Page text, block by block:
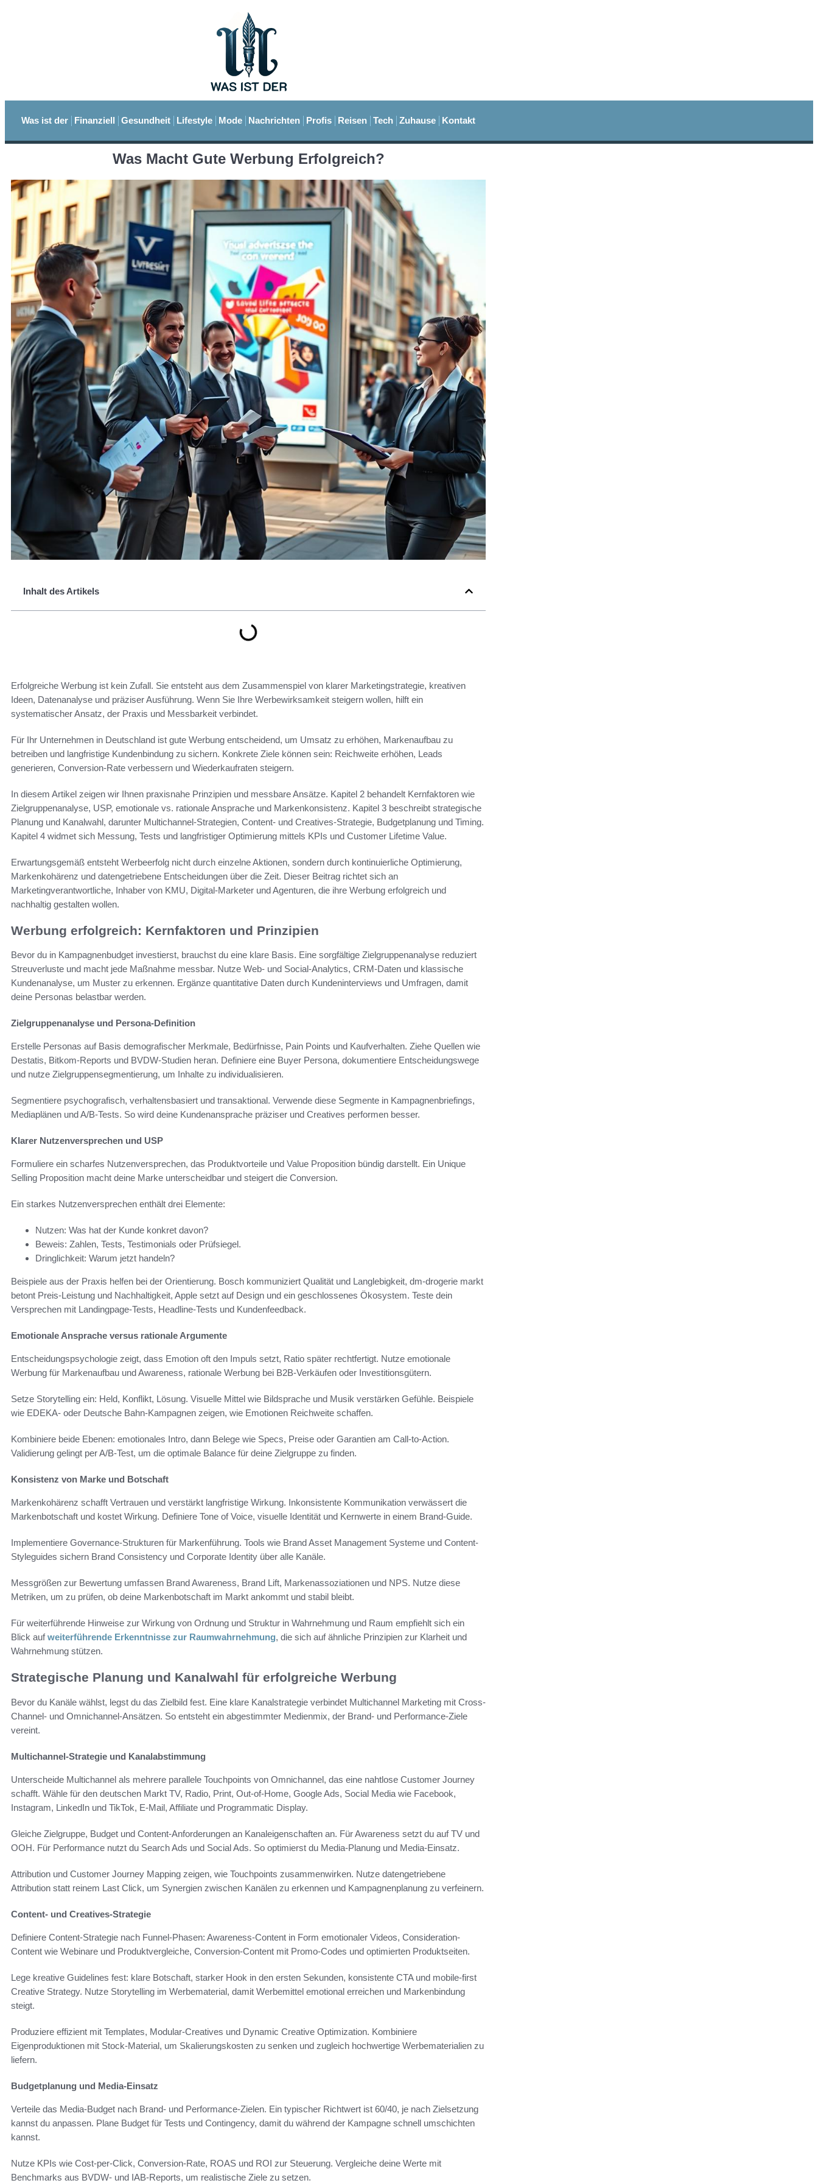
Was ist der Finanziell Gesundheit Lifestyle Mode Nachrichten Profis Reisen Tech Zuhause Kontakt
Was Macht Gute Werbung Erfolgreich?
Inhalt des Artikels
Erfolgreiche Werbung ist kein Zufall. Sie entsteht aus dem Zusammenspiel von klarer Marketingstrategie, kreativen
Ideen, Datenanalyse und präziser Ausführung. Wenn Sie Ihre Werbewirksamkeit steigern wollen, hilft ein
systematischer Ansatz, der Praxis und Messbarkeit verbindet.
Für Ihr Unternehmen in Deutschland ist gute Werbung entscheidend, um Umsatz zu erhöhen, Markenaufbau zu
betreiben und langfristige Kundenbindung zu sichern. Konkrete Ziele können sein: Reichweite erhöhen, Leads
generieren, Conversion-Rate verbessern und Wiederkaufraten steigern.
In diesem Artikel zeigen wir Ihnen praxisnahe Prinzipien und messbare Ansätze. Kapitel 2 behandelt Kernfaktoren wie
Zielgruppenanalyse, USP, emotionale vs. rationale Ansprache und Markenkonsistenz. Kapitel 3 beschreibt strategische
Planung und Kanalwahl, darunter Multichannel-Strategien, Content- und Creatives-Strategie, Budgetplanung und Timing.
Kapitel 4 widmet sich Messung, Tests und langfristiger Optimierung mittels KPIs und Customer Lifetime Value.
Erwartungsgemäß entsteht Werbeerfolg nicht durch einzelne Aktionen, sondern durch kontinuierliche Optimierung,
Markenkohärenz und datengetriebene Entscheidungen über die Zeit. Dieser Beitrag richtet sich an
Marketingverantwortliche, Inhaber von KMU, Digital-Marketer und Agenturen, die ihre Werbung erfolgreich und
nachhaltig gestalten wollen.
Werbung erfolgreich: Kernfaktoren und Prinzipien
Bevor du in Kampagnenbudget investierst, brauchst du eine klare Basis. Eine sorgfältige Zielgruppenanalyse reduziert
Streuverluste und macht jede Maßnahme messbar. Nutze Web- und Social-Analytics, CRM-Daten und klassische
Kundenanalyse, um Muster zu erkennen. Ergänze quantitative Daten durch Kundeninterviews und Umfragen, damit
deine Personas belastbar werden.
Zielgruppenanalyse und Persona-Definition
Erstelle Personas auf Basis demografischer Merkmale, Bedürfnisse, Pain Points und Kaufverhalten. Ziehe Quellen wie
Destatis, Bitkom-Reports und BVDW-Studien heran. Definiere eine Buyer Persona, dokumentiere Entscheidungswege
und nutze Zielgruppensegmentierung, um Inhalte zu individualisieren.
Segmentiere psychografisch, verhaltensbasiert und transaktional. Verwende diese Segmente in Kampagnenbriefings,
Mediaplänen und A/B-Tests. So wird deine Kundenansprache präziser und Creatives performen besser.
Klarer Nutzenversprechen und USP
Formuliere ein scharfes Nutzenversprechen, das Produktvorteile und Value Proposition bündig darstellt. Ein Unique
Selling Proposition macht deine Marke unterscheidbar und steigert die Conversion.
Ein starkes Nutzenversprechen enthält drei Elemente:
Nutzen: Was hat der Kunde konkret davon?
Beweis: Zahlen, Tests, Testimonials oder Prüfsiegel.
Dringlichkeit: Warum jetzt handeln?
Beispiele aus der Praxis helfen bei der Orientierung. Bosch kommuniziert Qualität und Langlebigkeit, dm-drogerie markt
betont Preis-Leistung und Nachhaltigkeit, Apple setzt auf Design und ein geschlossenes Ökosystem. Teste dein
Versprechen mit Landingpage-Tests, Headline-Tests und Kundenfeedback.
Emotionale Ansprache versus rationale Argumente
Entscheidungspsychologie zeigt, dass Emotion oft den Impuls setzt, Ratio später rechtfertigt. Nutze emotionale
Werbung für Markenaufbau und Awareness, rationale Werbung bei B2B-Verkäufen oder Investitionsgütern.
Setze Storytelling ein: Held, Konflikt, Lösung. Visuelle Mittel wie Bildsprache und Musik verstärken Gefühle. Beispiele
wie EDEKA- oder Deutsche Bahn-Kampagnen zeigen, wie Emotionen Reichweite schaffen.
Kombiniere beide Ebenen: emotionales Intro, dann Belege wie Specs, Preise oder Garantien am Call-to-Action.
Validierung gelingt per A/B-Test, um die optimale Balance für deine Zielgruppe zu finden.
Konsistenz von Marke und Botschaft
Markenkohärenz schafft Vertrauen und verstärkt langfristige Wirkung. Inkonsistente Kommunikation verwässert die
Markenbotschaft und kostet Wirkung. Definiere Tone of Voice, visuelle Identität und Kernwerte in einem Brand-Guide.
Implementiere Governance-Strukturen für Markenführung. Tools wie Brand Asset Management Systeme und Content-
Styleguides sichern Brand Consistency und Corporate Identity über alle Kanäle.
Messgrößen zur Bewertung umfassen Brand Awareness, Brand Lift, Markenassoziationen und NPS. Nutze diese
Metriken, um zu prüfen, ob deine Markenbotschaft im Markt ankommt und stabil bleibt.
Für weiterführende Hinweise zur Wirkung von Ordnung und Struktur in Wahrnehmung und Raum empfiehlt sich ein
Blick aufweiterführende Erkenntnisse zur Raumwahrnehmung, die sich auf ähnliche Prinzipien zur Klarheit und
Wahrnehmung stützen.
Strategische Planung und Kanalwahl für erfolgreiche Werbung
Bevor du Kanäle wählst, legst du das Zielbild fest. Eine klare Kanalstrategie verbindet Multichannel Marketing mit Cross-
Channel- und Omnichannel-Ansätzen. So entsteht ein abgestimmter Medienmix, der Brand- und Performance-Ziele
vereint.
Multichannel-Strategie und Kanalabstimmung
Unterscheide Multichannel als mehrere parallele Touchpoints von Omnichannel, das eine nahtlose Customer Journey
schafft. Wähle für den deutschen Markt TV, Radio, Print, Out-of-Home, Google Ads, Social Media wie Facebook,
Instagram, LinkedIn und TikTok, E-Mail, Affiliate und Programmatic Display.
Gleiche Zielgruppe, Budget und Content-Anforderungen an Kanaleigenschaften an. Für Awareness setzt du auf TV und
OOH. Für Performance nutzt du Search Ads und Social Ads. So optimierst du Media-Planung und Media-Einsatz.
Attribution und Customer Journey Mapping zeigen, wie Touchpoints zusammenwirken. Nutze datengetriebene
Attribution statt reinem Last Click, um Synergien zwischen Kanälen zu erkennen und Kampagnenplanung zu verfeinern.
Content- und Creatives-Strategie
Definiere Content-Strategie nach Funnel-Phasen: Awareness-Content in Form emotionaler Videos, Consideration-
Content wie Webinare und Produktvergleiche, Conversion-Content mit Promo-Codes und optimierten Produktseiten.
Lege kreative Guidelines fest: klare Botschaft, starker Hook in den ersten Sekunden, konsistente CTA und mobile-first
Creative Strategy. Nutze Storytelling im Werbematerial, damit Werbemittel emotional erreichen und Markenbindung
steigt.
Produziere effizient mit Templates, Modular-Creatives und Dynamic Creative Optimization. Kombiniere
Eigenproduktionen mit Stock-Material, um Skalierungskosten zu senken und zugleich hochwertige Werbematerialien zu
liefern.
Budgetplanung und Media-Einsatz
Verteile das Media-Budget nach Brand- und Performance-Zielen. Ein typischer Richtwert ist 60/40, je nach Zielsetzung
kannst du anpassen. Plane Budget für Tests und Contingency, damit du während der Kampagne schnell umschichten
kannst.
Nutze KPIs wie Cost-per-Click, Conversion-Rate, ROAS und ROI zur Steuerung. Vergleiche deine Werte mit
Benchmarks aus BVDW- und IAB-Reports, um realistische Ziele zu setzen.